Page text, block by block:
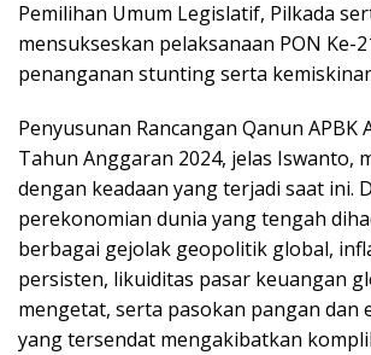
Pemilihan Umum Legislatif, Pilkada
mensukseskan pelaksanaan PON Ke-
penanganan stunting serta
Penyusunan Rancangan Qanun APBK
Tahun Anggaran 2024, jelas Iswanto,
dengan keadaan yang terjadi saat ini.
perekonomian dunia yang tengah
berbagai gejolak geopolitik global,
persisten, likuiditas pasar keuangan
mengetat, serta pasokan pangan dan
yang tersendat mengakibatkan